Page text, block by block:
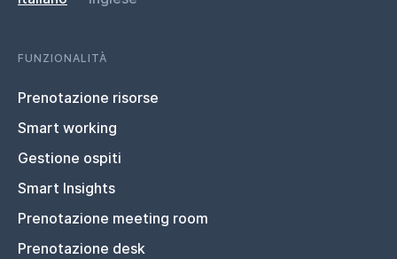
FUNZIONALITÀ
Prenotazione risorse
Smart working
Gestione ospiti
Smart Insights
Prenotazione meeting room
Prenotazione desk